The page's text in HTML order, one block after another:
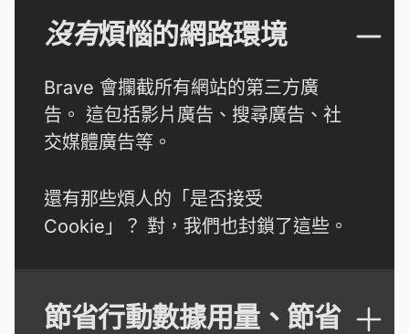
沒有煩惱的網路環境
Brave 會攔截所有網站的第三方廣
告。 這包括影片廣告、搜尋廣告、社
交媒體廣告等。
還有那些煩人的「是否接受
Cookie」？ 對，我們也封鎖了這些。
節省行動數據用量、節省